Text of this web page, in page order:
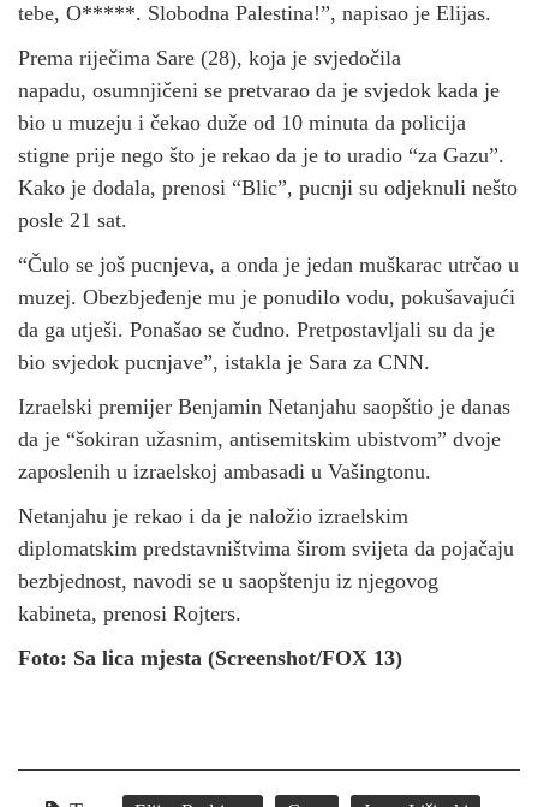
tebe, O*****. Slobodna Palestina!”, napisao je Elijas.
Prema riječima Sare (28), koja je svjedočila
napadu, osumnjičeni se pretvarao da je svjedok kada je
bio u muzeju i čekao duže od 10 minuta da policija
stigne prije nego što je rekao da je to uradio “za Gazu”.
Kako je dodala, prenosi “Blic”, pucnji su odjeknuli nešto
posle 21 sat.
“Čulo se još pucnjeva, a onda je jedan muškarac utrčao u
muzej. Obezbjeđenje mu je ponudilo vodu, pokušavajući
da ga utješi. Ponašao se čudno. Pretpostavljali su da je
bio svjedok pucnjave”, istakla je Sara za CNN.
Izraelski premijer Benjamin Netanjahu saopštio je danas
da je “šokiran užasnim, antisemitskim ubistvom” dvoje
zaposlenih u izraelskoj ambasadi u Vašingtonu.
Netanjahu je rekao i da je naložio izraelskim
diplomatskim predstavništvima širom svijeta da pojačaju
bezbjednost, navodi se u saopštenju iz njegovog
kabineta, prenosi Rojters.
Foto: Sa lica mjesta (Screenshot/FOX 13)